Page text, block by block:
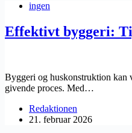
ingen
Effektivt byggeri:
Byggeri og huskonstruktion kan
givende proces. Med…
Redaktionen
21. februar 2026